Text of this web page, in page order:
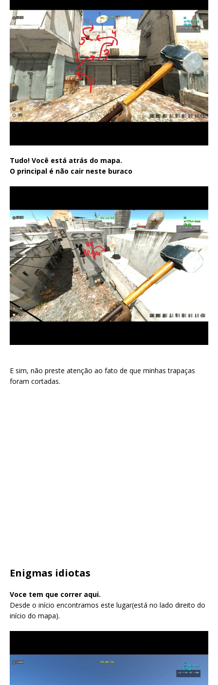
Tudo! Você está atrás do mapa.
O principal é não cair neste buraco
E sim, não preste atenção ao fato de que minhas trapaças
foram cortadas.
Enigmas idiotas
Voce tem que correr aqui.
Desde o início encontramos este lugar(está no lado direito do
início do mapa).